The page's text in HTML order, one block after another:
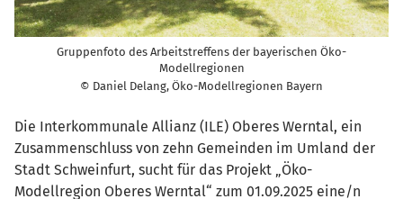
Gruppenfoto des Arbeitstreffens der bayerischen Öko-
Modellregionen
© Daniel Delang, Öko-Modellregionen Bayern
Die Interkommunale Allianz (ILE) Oberes Werntal, ein
Zusammenschluss von zehn Gemeinden im Umland der
Stadt Schweinfurt, sucht für das Projekt „Öko-
Modellregion Oberes Werntal“ zum 01.09.2025 eine/n